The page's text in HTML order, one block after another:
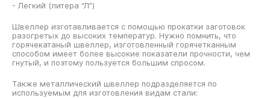
- Легкий (литера “Л”)
Швеллер изготавливается с помощью прокатки заготовок
разогретых до высоких температур. Нужно помнить, что
горячекатаный швеллер, изготовленный горячетканным
способом имеет более высокие показатели прочности, чем
гнутый, и поэтому пользуется большим спросом.
Также металлический швеллер подразделяется по
используемым для изготовления видам стали: